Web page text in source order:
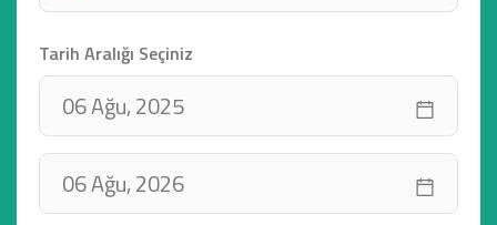
Tarih Aralığı Seçiniz